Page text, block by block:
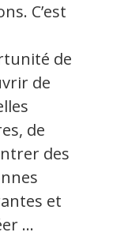
C’est
de
de
de
des
et
…